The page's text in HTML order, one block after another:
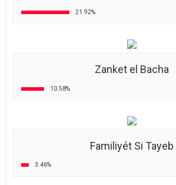
21.92%
Zanket el Bacha
10.58%
Familiyét Si Tayeb
3.46%